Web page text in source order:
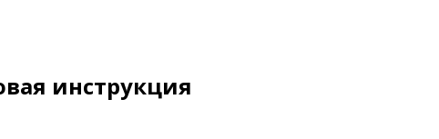
инструкция